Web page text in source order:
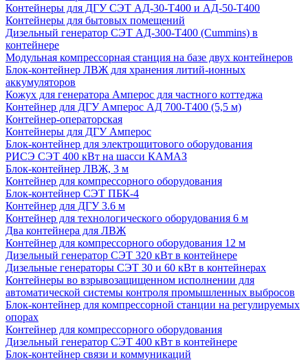
Контейнеры для ДГУ СЭТ АД-30-Т400 и АД-50-Т400
Контейнеры для бытовых помещений
Дизельный генератор СЭТ АД-300-Т400 (Cummins) в
контейнере
Модульная компрессорная станция на базе двух контейнеров
Блок-контейнер ЛВЖ для хранения литий-ионных
аккумуляторов
Кожух для генератора Амперос для частного коттеджа
Контейнер для ДГУ Амперос АД 700-Т400 (5,5 м)
Контейнер-операторская
Контейнеры для ДГУ Амперос
Блок-контейнер для электрощитового оборудования
РИСЭ СЭТ 400 кВт на шасси КАМАЗ
Блок-контейнер ЛВЖ, 3 м
Контейнер для компрессорного оборудования
Блок-контейнер СЭТ ПБК-4
Контейнер для ДГУ 3.6 м
Контейнер для технологического оборудования 6 м
Два контейнера для ЛВЖ
Контейнер для компрессорного оборудования 12 м
Дизельный генератор СЭТ 320 кВт в контейнере
Дизельные генераторы СЭТ 30 и 60 кВт в контейнерах
Контейнеры во взрывозащищенном исполнении для
автоматической системы контроля промышленных выбросов
Блок-контейнер для компрессорной станции на регулируемых
опорах
Контейнер для компрессорного оборудования
Дизельный генератор СЭТ 400 кВт в контейнере
Блок-контейнер связи и коммуникаций